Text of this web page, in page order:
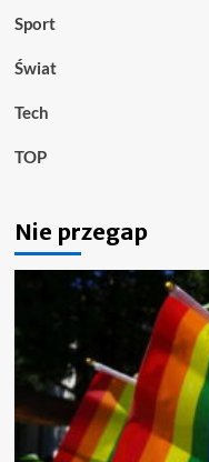
Sport
Świat
Tech
TOP
Nie przegap